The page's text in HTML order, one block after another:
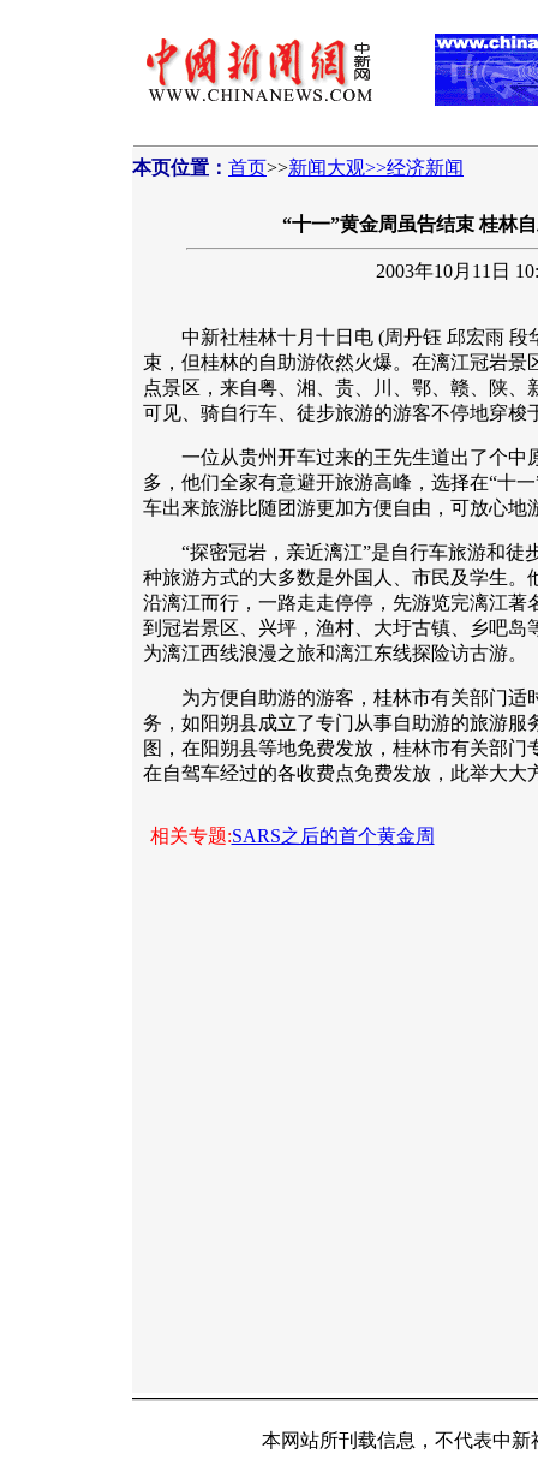
本页位置： 首页>>新闻大观>>经济新闻
“十一”黄金周虽告结束 桂林
2003年10月11日
中新社桂林十月十日电 (周丹钰 邱宏雨 段
束，但桂林的自助游依然火爆。在漓江冠岩景
点景区，来自粤、湘、贵、川、鄂、赣、陕、
可见、骑自行车、徒步旅游的游客不停地穿梭
一位从贵州开车过来的王先生道出了个中
多，他们全家有意避开旅游高峰，选择在“十
车出来旅游比随团游更加方便自由，可放心地
“探密冠岩，亲近漓江”是自行车旅游和徒
种旅游方式的大多数是外国人、市民及学生。
沿漓江而行，一路走走停停，先游览完漓江著
到冠岩景区、兴坪，渔村、大圩古镇、乡吧岛
为漓江西线浪漫之旅和漓江东线探险访古游。
为方便自助游的游客，桂林市有关部门适
务，如阳朔县成立了专门从事自助游的旅游服
图，在阳朔县等地免费发放，桂林市有关部门
在自驾车经过的各收费点免费发放，此举大大
相关专题:SARS之后的首个黄金周
本网站所刊载信息，不代表中